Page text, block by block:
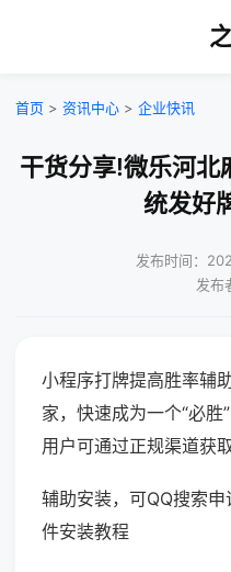
首页 > 资讯中心 > 企业快讯
干货分享!微乐河北
统发好
发布时间：
发布
小程序打牌提高胜率辅
家，快速成为一个“必
用户可通过正规渠道获取
辅助安装，可QQ搜索
件安装教程